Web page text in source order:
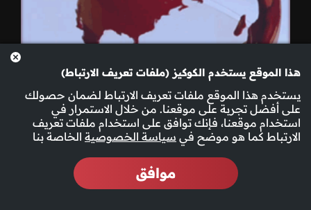
هذا الموقع يستخدم الكوكيز (ملفات تعريف الارتباط)
يستخدم هذا الموقع ملفات تعريف الارتباط لضمان حصولك
على أفضل تجربة على موقعنا. من خلال الاستمرار في
استخدام موقعنا، فإنك توافق على استخدام ملفات تعريف
الارتباط كما هو موضح في سياسة الخصوصية الخاصة بنا
موافق